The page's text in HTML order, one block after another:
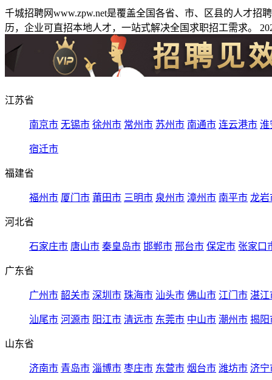
千城招聘网www.zpw.net是覆盖全国各省、市、区县的人才
历，企业可直招本地人才，一站式解决全国求职招工需求。
江苏省
南京市 无锡市 徐州市 常州市 苏州市 南通市 连云港市 淮
宿迁市
福建省
福州市 厦门市 莆田市 三明市 泉州市 漳州市 南平市 龙岩
河北省
石家庄市 唐山市 秦皇岛市 邯郸市 邢台市 保定市 张家口
广东省
广州市 韶关市 深圳市 珠海市 汕头市 佛山市 江门市 湛江
汕尾市 河源市 阳江市 清远市 东莞市 中山市 潮州市 揭阳
山东省
济南市 青岛市 淄博市 枣庄市 东营市 烟台市 潍坊市 济宁